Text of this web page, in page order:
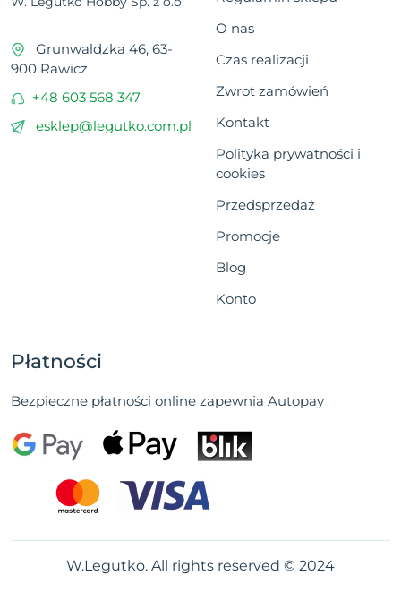
Grunwaldzka 46, 63-
900 Rawicz
+48 603 568 347
esklep@legutko.com.pl
O nas
Czas realizacji
Zwrot zamówień
Kontakt
Polityka prywatności i
cookies
Przedsprzedaż
Promocje
Blog
Konto
Płatności
Bezpieczne płatności online zapewnia Autopay
W.Legutko. All rights reserved © 2024